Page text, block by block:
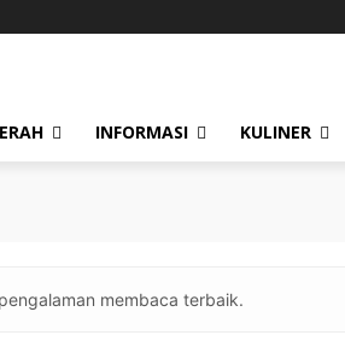
INFORMASI KULINER
membaca terbaik.